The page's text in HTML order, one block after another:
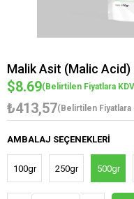
Malik Asit (Malic Acid)
$8.69(Belirtilen Fiyatlara
₺413,57(Belirtilen Fiyatlara
AMBALAJ SEÇENEKLERI
100gr 250gr 500gr